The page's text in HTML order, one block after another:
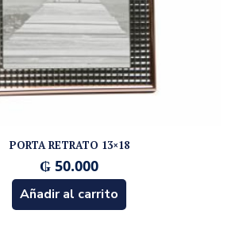
PORTA RETRATO 13×18
₲ 50.000
Añadir al carrito